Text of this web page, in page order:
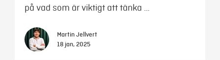
på vad som är viktigt att tänka …
Martin Jellvert
18 jan, 2025